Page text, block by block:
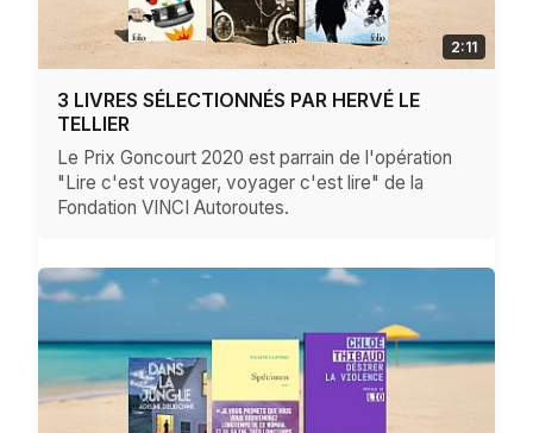
2:11
3 LIVRES SÉLECTIONNÉS PAR HERVÉ LE
TELLIER
Le Prix Goncourt 2020 est parrain de l'opération
"Lire c'est voyager, voyager c'est lire" de la
Fondation VINCI Autoroutes.